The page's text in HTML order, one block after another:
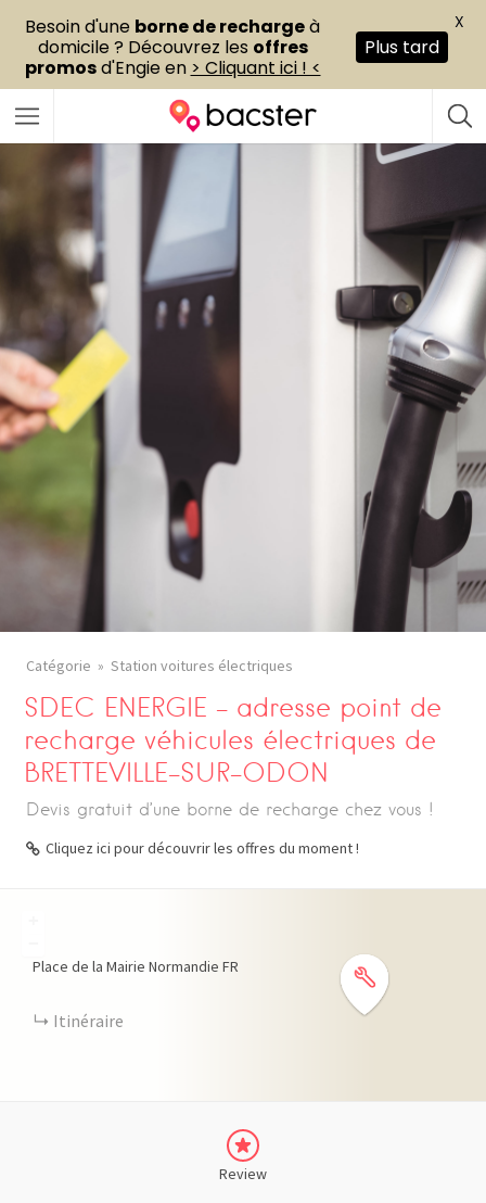
Catégorie Station voitures électriques
SDEC ENERGIE – adresse point de
recharge véhicules électriques de
BRETTEVILLE-SUR-ODON
Devis gratuit d’une borne de recharge chez vous !
Cliquez ici pour découvrir les offres du moment !
Place de la Mairie Normandie FR
Itinéraire
Review
Besoin d'une borne de rechargeà
domicile ? Découvrez les offres
promosd'Engie en > Cliquant ici ! <
Plus tard
X